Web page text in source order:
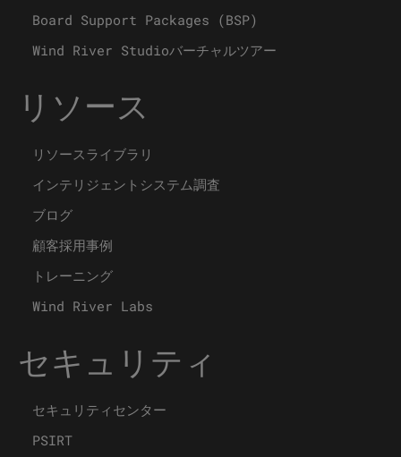
Board Support Packages (BSP)
Wind River Studioバーチャルツアー
リソース
リソースライブラリ
インテリジェントシステム調査
ブログ
顧客採用事例
トレーニング
Wind River Labs
セキュリティ
セキュリティセンター
PSIRT